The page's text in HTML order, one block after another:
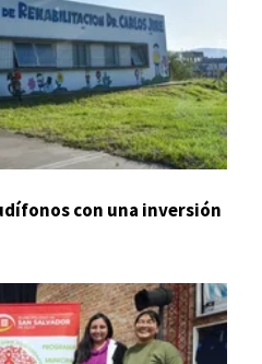
con una inversión